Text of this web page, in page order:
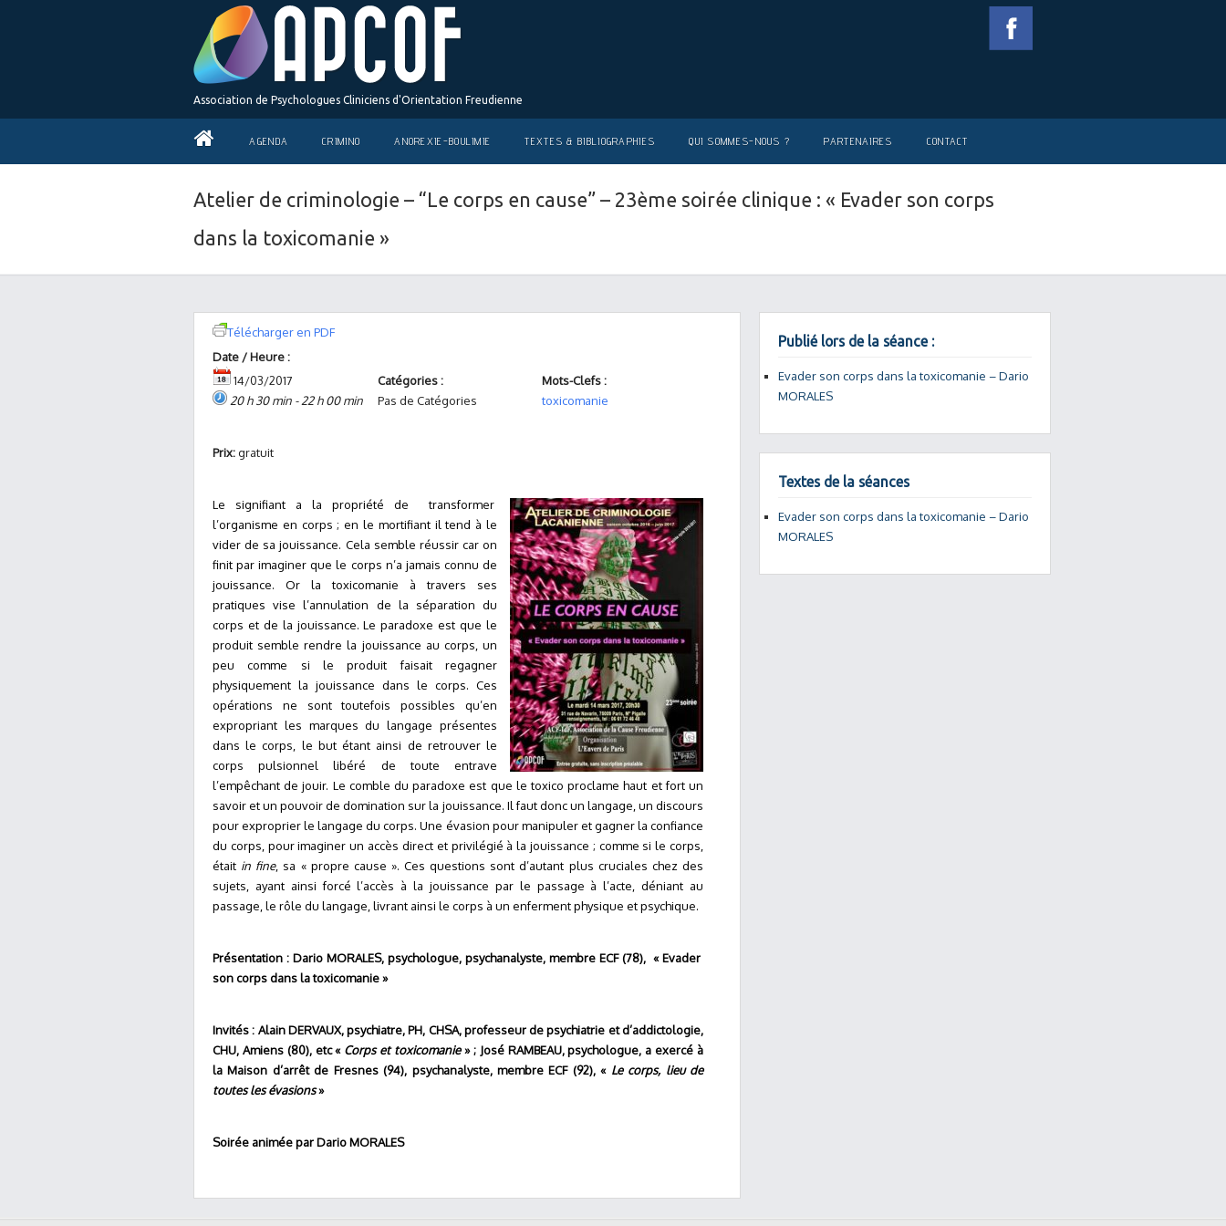
Association de Psychologues Cliniciens d'Orientation Freudienne
AGENDA CRIMINO ANOREXIE-BOULIMIE TEXTES & BIBLIOGRAPHIES QUI SOMMES-NOUS ? PARTENAIRES CONTACT
Atelier de criminologie – “Le corps en cause” – 23ème soirée clinique : « Evader son corps
dans la toxicomanie »
Télécharger en PDF
Date / Heure :
14/03/2017
20 h 30 min - 22 h 00 min
Catégories :
Pas de Catégories
Mots-Clefs :
toxicomanie
Prix:gratuit
Le signifiant a la propriété de transformer
l’organisme en corps ; en le mortifiant il tend à le
vider de sa jouissance. Cela semble réussir car on
finit par imaginer que le corps n’a jamais connu de
jouissance. Or la toxicomanie à travers ses
pratiques vise l’annulation de la séparation du
corps et de la jouissance. Le paradoxe est que le
produit semble rendre la jouissance au corps, un
peu comme si le produit faisait regagner
physiquement la jouissance dans le corps. Ces
opérations ne sont toutefois possibles qu’en
expropriant les marques du langage présentes
dans le corps, le but étant ainsi de retrouver le
corps pulsionnel libéré de toute entrave
l’empêchant de jouir. Le comble du paradoxe est que le toxico proclame haut et fort un
savoir et un pouvoir de domination sur la jouissance. Il faut donc un langage, un discours
pour exproprier le langage du corps. Une évasion pour manipuler et gagner la confiance
du corps, pour imaginer un accès direct et privilégié à la jouissance ; comme si le corps,
était in fine, sa « propre cause ». Ces questions sont d’autant plus cruciales chez des
sujets, ayant ainsi forcé l’accès à la jouissance par le passage à l’acte, déniant au
passage, le rôle du langage, livrant ainsi le corps à un enferment physique et psychique.
Présentation : Dario MORALES, psychologue, psychanalyste, membre ECF (78), « Evader
son corps dans la toxicomanie »
Invités : Alain DERVAUX, psychiatre, PH, CHSA, professeur de psychiatrie et d’addictologie,
CHU, Amiens (80), etc « Corps et toxicomanie» ; José RAMBEAU, psychologue, a exercé à
la Maison d’arrêt de Fresnes (94), psychanalyste, membre ECF (92), « Le corps, lieu de
toutes les évasions»
Soirée animée par Dario MORALES
Publié lors de la séance :
Evader son corps dans la toxicomanie – Dario
MORALES
Textes de la séances
Evader son corps dans la toxicomanie – Dario
MORALES